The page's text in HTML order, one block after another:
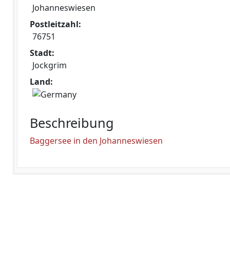
Johanneswiesen
Postleitzahl:
76751
Stadt:
Jockgrim
Land:
Beschreibung
Baggersee in den Johanneswiesen